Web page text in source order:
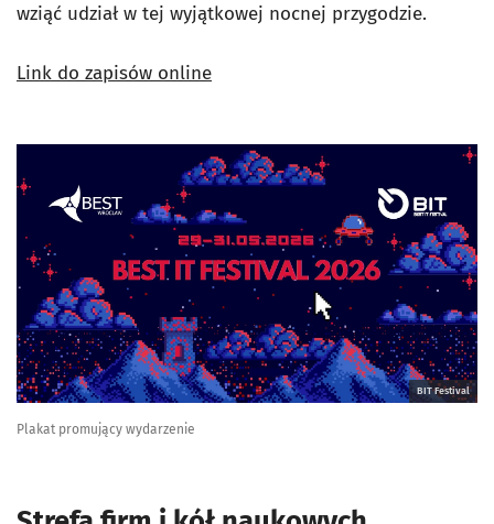
wziąć udział w tej wyjątkowej nocnej przygodzie.
Link do zapisów online
BIT Festival
Plakat promujący wydarzenie